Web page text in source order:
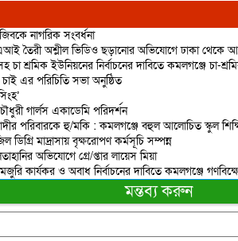
নাগরিক সংবর্ধনা
তৈরী অশ্লীল ভিডিও ছড়ানোর অভিযোগে ঢাকা থেকে আ/
শ্রমিক ইউনিয়নের নির্বাচনের দাবিতে কমলগঞ্জে চা-
এর পরিচিতি সভা অনুষ্ঠিত
গার্লস একাডেমি পরিদর্শন
পরিবারকে হু/মকি : কমলগঞ্জে বহুল আলোচিত স্কুল
মাদ্রাসায় বৃক্ষরোপণ কর্মসূচি সম্পন্ন
অভিযোগে গ্রে/প্তার লায়েস মিয়া
কার্যকর ও অবাধ নির্বাচনের দাবিতে কমলগঞ্জে
মন্তব্য করুন